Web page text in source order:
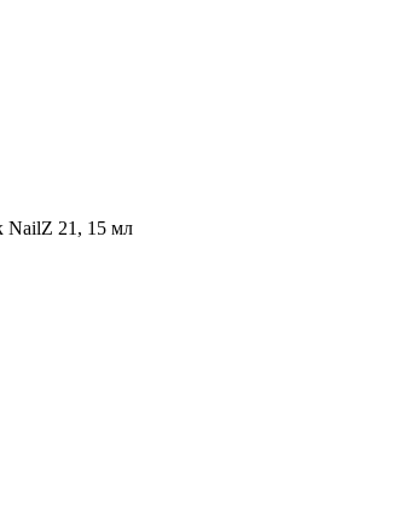
NailZ 21, 15 мл